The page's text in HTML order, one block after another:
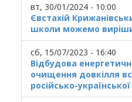
вт, 30/01/2024 - 10:00
Євстахій
школи можемо
сб, 15/07/2023 - 16:40
Відбудова
очищення довкілля
російсько-